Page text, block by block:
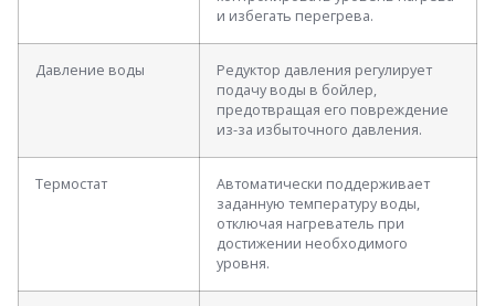
и избегать перегрева.
Давление воды
Редуктор давления регулирует
подачу воды в бойлер,
предотвращая его повреждение
из-за избыточного давления.
Термостат
Автоматически поддерживает
заданную температуру воды,
отключая нагреватель при
достижении необходимого
уровня.